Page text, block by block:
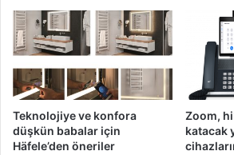
Teknolojiye ve konfora
düşkün babalar için
Häfele’den öneriler
Zoom,
katacak